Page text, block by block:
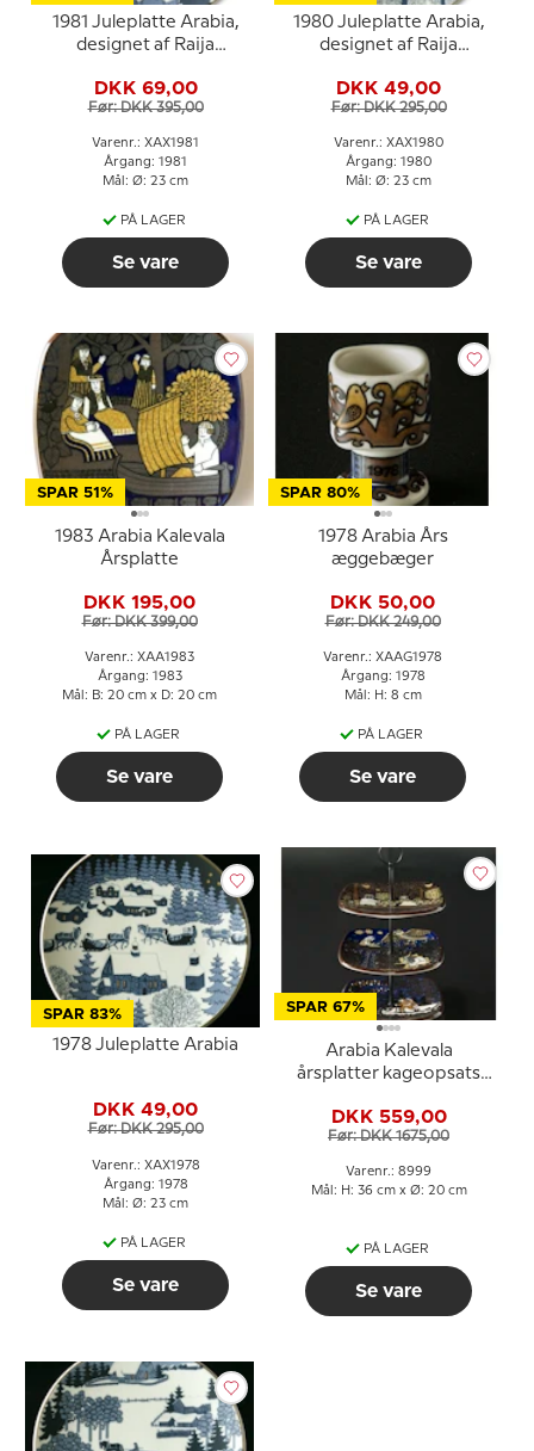
1981 Juleplatte Arabia,
designet af Raija
DKK 69,00
Før: DKK 395,00
Varenr.: XAX1981
Årgang: 1981
Mål: Ø: 23 cm
PÅ LAGER
Se vare
1980 Juleplatte Arabia,
designet af Raija
DKK 49,00
Før: DKK 295,00
Varenr.: XAX1980
Årgang: 1980
Mål: Ø: 23 cm
PÅ LAGER
Se vare
SPAR 51%
1983 Arabia Kalevala
Årsplatte
DKK 195,00
Før: DKK 399,00
Varenr.: XAA1983
Årgang: 1983
Mål: B: 20 cm x D: 20 cm
PÅ LAGER
Se vare
SPAR 80%
1978 Arabia Års
æggebæger
DKK 50,00
Før: DKK 249,00
Varenr.: XAAG1978
Årgang: 1978
Mål: H: 8 cm
PÅ LAGER
Se vare
SPAR 83%
1978 Juleplatte Arabia
DKK 49,00
Før: DKK 295,00
Varenr.: XAX1978
Årgang: 1978
Mål: Ø: 23 cm
PÅ LAGER
Se vare
SPAR 67%
Arabia Kalevala
årsplatter kageopsats
DKK 559,00
Før: DKK 1675,00
Varenr.: 8999
Mål: H: 36 cm x Ø: 20 cm
PÅ LAGER
Se vare